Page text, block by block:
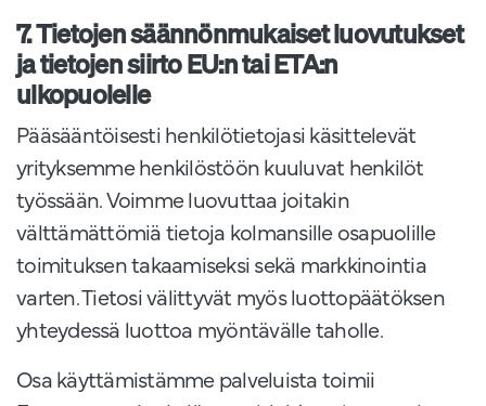
7. Tietojen säännönmukaiset luovutukset
ja tietojen siirto EU:n tai ETA:n
ulkopuolelle
Pääsääntöisesti henkilötietojasi käsittelevät
yrityksemme henkilöstöön kuuluvat henkilöt
työssään. Voimme luovuttaa joitakin
välttämättömiä tietoja kolmansille osapuolille
toimituksen takaamiseksi sekä markkinointia
varten. Tietosi välittyvät myös luottopäätöksen
yhteydessä luottoa myöntävälle taholle.
Osa käyttämistämme palveluista toimii